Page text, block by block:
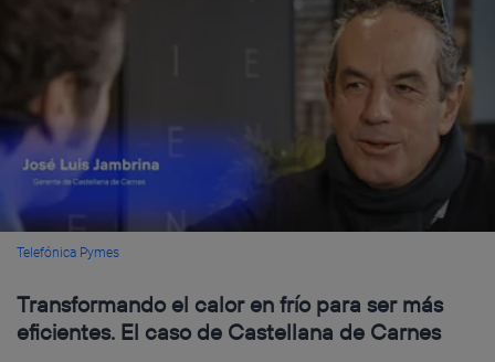
Telefónica Pymes
Transformando el calor en frío para ser más
eficientes. El caso de Castellana de Carnes